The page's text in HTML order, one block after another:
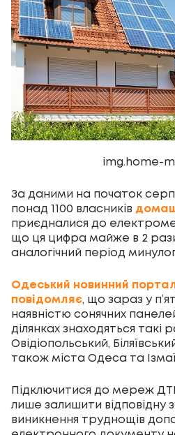
img.home-
За даними на початок
понад 1100 власників
приєдналися до
що ця цифра майже в 2
аналогічний період
Одеський новинний
повідомляє, що зараз у
наявністю сонячних
ділянках знаходяться такі
Овідіопольський,
також міста Одеса та
Підключитися до мереж
лише залишити відповідну
виникнення труднощів